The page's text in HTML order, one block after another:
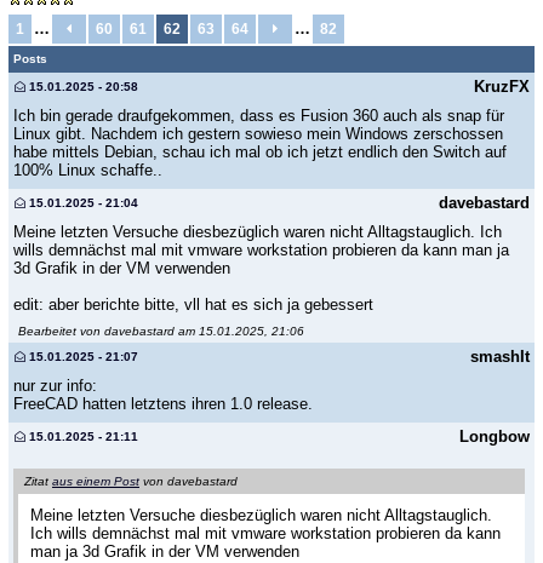
1 … 60 61 62 63 64 … 82
Posts
KruzFX
15.01.2025 - 20:58
Ich bin gerade draufgekommen, dass es Fusion 360 auch als snap für
Linux gibt. Nachdem ich gestern sowieso mein Windows zerschossen
habe mittels Debian, schau ich mal ob ich jetzt endlich den Switch auf
100% Linux schaffe..
davebastard
15.01.2025 - 21:04
Meine letzten Versuche diesbezüglich waren nicht Alltagstauglich. Ich
wills demnächst mal mit vmware workstation probieren da kann man ja
3d Grafik in der VM verwenden
edit: aber berichte bitte, vll hat es sich ja gebessert
Bearbeitet von davebastard am 15.01.2025, 21:06
smashIt
15.01.2025 - 21:07
nur zur info:
FreeCAD hatten letztens ihren 1.0 release.
Longbow
15.01.2025 - 21:11
Zitat aus einem Post von davebastard
Meine letzten Versuche diesbezüglich waren nicht Alltagstauglich.
Ich wills demnächst mal mit vmware workstation probieren da kann
man ja 3d Grafik in der VM verwenden